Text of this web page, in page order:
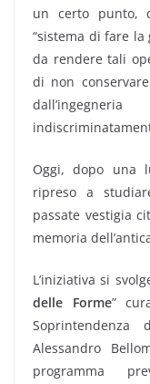
un certo punto,
“sistema di fare
da rendere tali
di non
Oggi, dopo una
ripreso a
passate vestigia
memoria
L’iniziativa si
delle Forme”
Alessandro
programma